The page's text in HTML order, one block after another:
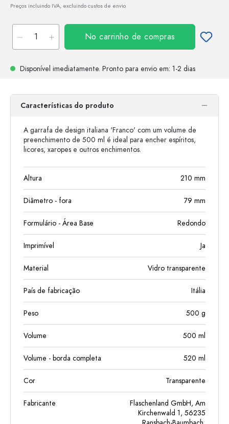
Preços incluindo IVA, excluindo custos de envio
No carrinho de compras
Disponível imediatamente. Pronto para envio em: 1-2 dias
Características do produto
A garrafa de design italiana 'Franco' com um volume de
preenchimento de 500 ml é ideal para encher espíritos,
licores, xaropes e outros enchimentos.
Altura 210 mm
Diâmetro - fora 79 mm
Formulário - Área Base Redondo
Imprimível Ja
Material Vidro transparente
País de fabricação Itália
Peso 500 g
Volume 500 ml
Volume - borda completa 520 ml
Cor Transparente
Fabricante
Flaschenland GmbH, Am
Kirchenwald 1, 56235